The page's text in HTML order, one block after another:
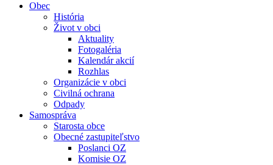
Obec
História
Život v obci
Aktuality
Fotogaléria
Kalendár akcií
Rozhlas
Organizácie v obci
Civilná ochrana
Odpady
Samospráva
Starosta obce
Obecné zastupiteľstvo
Poslanci OZ
Komisie OZ